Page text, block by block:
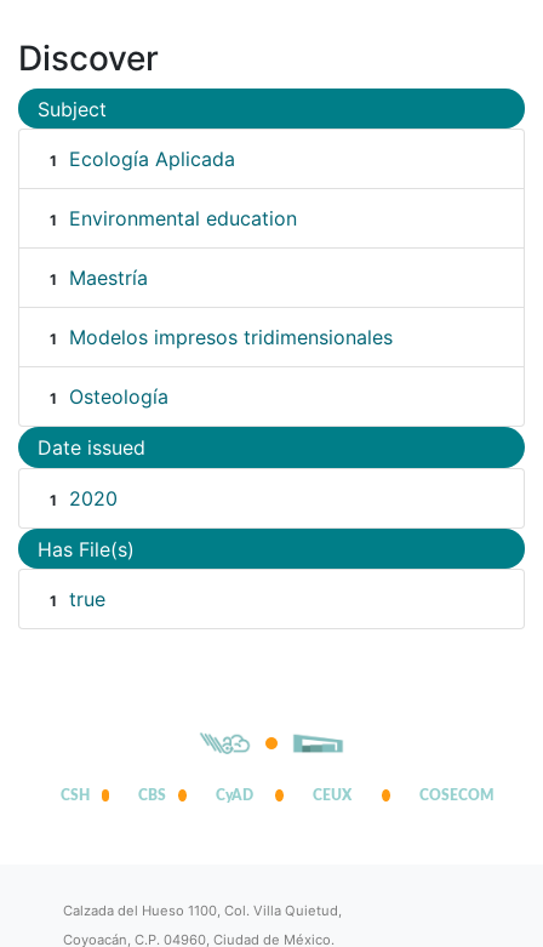
Discover
Subject
1 Ecología Aplicada
1 Environmental education
1 Maestría
1 Modelos impresos tridimensionales
1 Osteología
Date issued
1 2020
Has File(s)
1 true
CSH CBS CyAD CEUX COSECOM
Calzada del Hueso 1100, Col. Villa Quietud,
Coyoacán, C.P. 04960, Ciudad de México.